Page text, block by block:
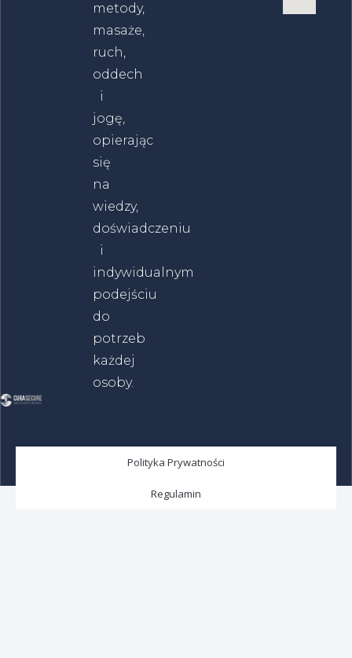
metody,
masaże,
ruch,
oddech
i
jogę,
opierając
się
na
wiedzy,
doświadczeniu
i
indywidualnym
podejściu
do
potrzeb
każdej
osoby.
Polityka Prywatności
Regulamin